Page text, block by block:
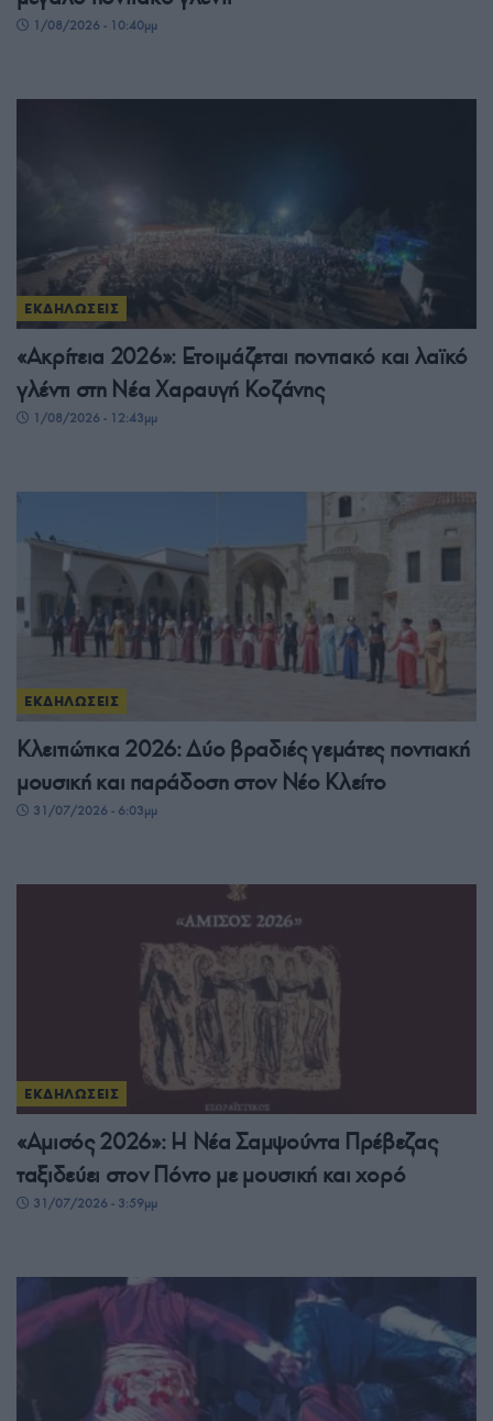
1/08/2026 - 10:40μμ
ΕΚΔΗΛΩΣΕΙΣ
«Ακρίτεια 2026»: Ετοιμάζεται ποντιακό και λαϊκό
γλέντι στη Νέα Χαραυγή Κοζάνης
1/08/2026 - 12:43μμ
ΕΚΔΗΛΩΣΕΙΣ
Κλειτιώτικα 2026: Δύο βραδιές γεμάτες ποντιακή
μουσική και παράδοση στον Νέο Κλείτο
31/07/2026 - 6:03μμ
ΕΚΔΗΛΩΣΕΙΣ
«Αμισός 2026»: Η Νέα Σαμψούντα Πρέβεζας
ταξιδεύει στον Πόντο με μουσική και χορό
31/07/2026 - 3:59μμ